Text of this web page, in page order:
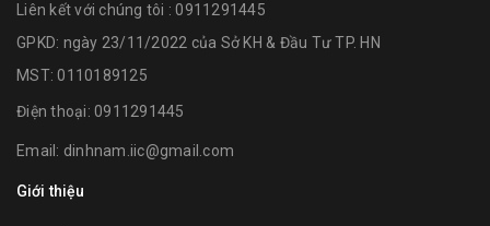
Liên kết với chúng tôi : 0911291445
GPKD: ngày 23/11/2022 của Sở KH & Đầu Tư TP. HN
MST: 0110189125
Điện thoại: 0911291445
Email: dinhnam.iic@gmail.com
Giới thiệu